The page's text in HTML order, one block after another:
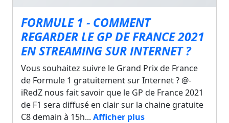
FORMULE 1 - COMMENT
REGARDER LE GP DE FRANCE 2021
EN STREAMING SUR INTERNET ?
Vous souhaitez suivre le Grand Prix de France
de Formule 1 gratuitement sur Internet ? @-
iRedZ nous fait savoir que le GP de France 2021
de F1 sera diffusé en clair sur la chaine gratuite
C8 demain à 15h... Afficher plus